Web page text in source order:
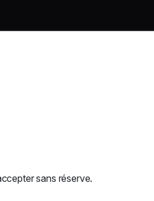
sans réserve.